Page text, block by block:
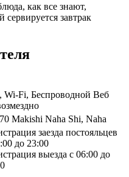
как все знают,
завтрак
Wi-Fi, Беспроводной Веб
Makishi Naha Shi, Naha
заезда постояльцев
до 23:00
выезда с 06:00 до